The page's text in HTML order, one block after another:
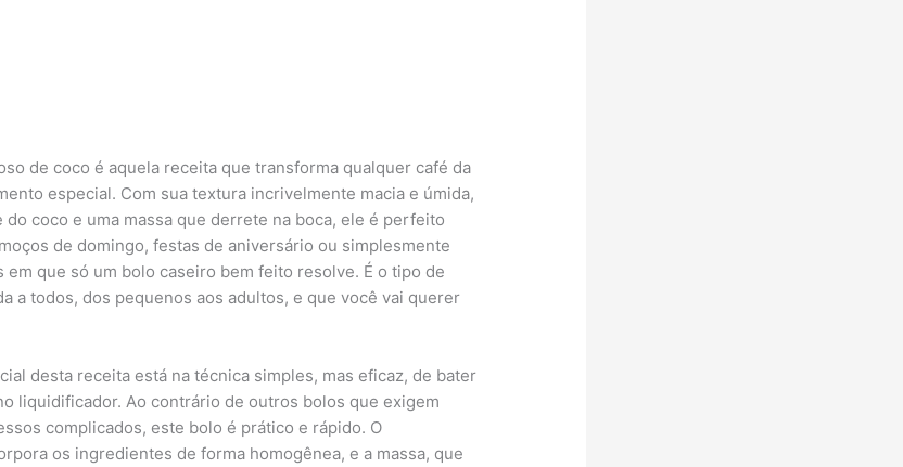
de coco é aquela receita que transforma qualquer café da
especial. Com sua textura incrivelmente macia e úmida,
do coco e uma massa que derrete na boca, ele é perfeito
de domingo, festas de aniversário ou simplesmente
em que só um bolo caseiro bem feito resolve. É o tipo de
a todos, dos pequenos aos adultos, e que você vai querer
desta receita está na técnica simples, mas eficaz, de bater
liquidificador. Ao contrário de outros bolos que exigem
complicados, este bolo é prático e rápido. O
os ingredientes de forma homogênea, e a massa, que